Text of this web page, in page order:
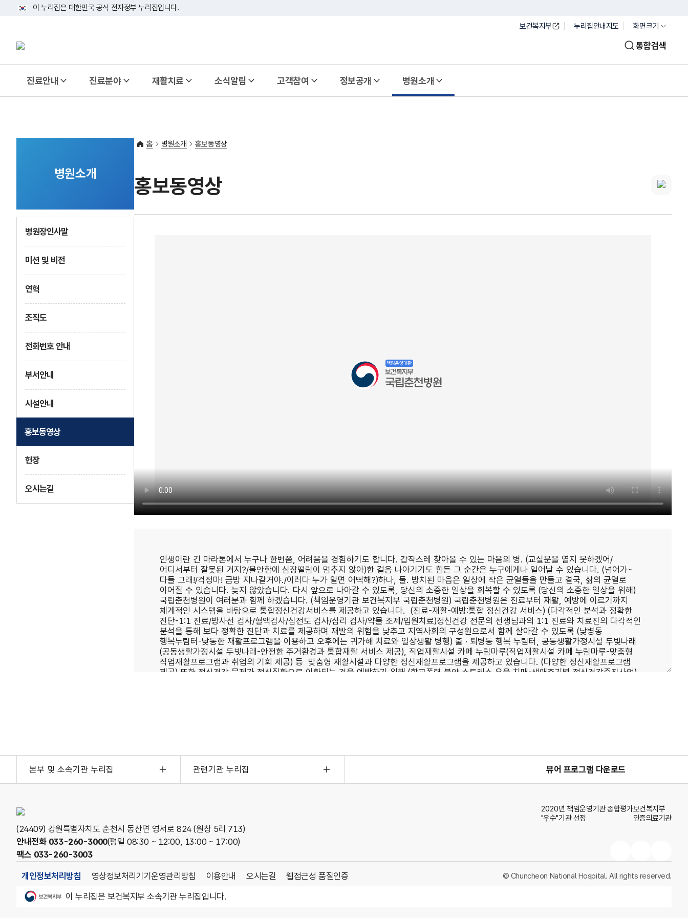
태극기
이 누리집은 대한민국 공식 전자정부 누리집입니다.
보건복지부
누리집안내지도 화면크기
통합검색
진료안내 진료분야 재활치료 소식알림 고객참여 정보공개 병원소개
병원소개
병원장인사말
미션 및 비전
연혁
조직도
전화번호 안내
부서안내
시설안내
홍보동영상
헌장
오시는길
홈 병원소개 홍보동영상
홍보동영상
본부 및 소속기관 누리집 관련기관 누리집 뷰어 프로그램 다운로드
2020년 책임운영기관 종합평가
"우수"기관 선정
보건복지부
인증의료기관
(24409) 강원특별자치도 춘천시 동산면 영서로 824 (원창 5리 713)
안내전화 033-260-3000(평일 08:30 ~ 12:00, 13:00 ~ 17:00)
팩스 033-260-3003
페이스북블로그인스타그램
개인정보처리방침
영상정보처리기기운영관리방침 이용안내 오시는길 웹접근성 품질인증 © Chuncheon National Hospital. All rights reserved.
보건복지부
이 누리집은 보건복지부 소속기관 누리집입니다.